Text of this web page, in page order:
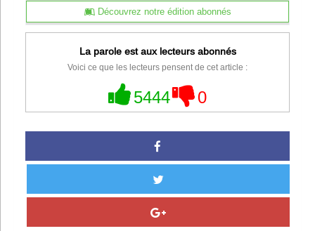
Découvrez notre édition abonnés
La parole est aux lecteurs abonnés
Voici ce que les lecteurs pensent de cet article :
5444 0